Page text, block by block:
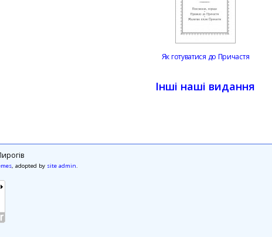
Як готуватися до Причастя
Інші наші видання
, adopted by site admin.